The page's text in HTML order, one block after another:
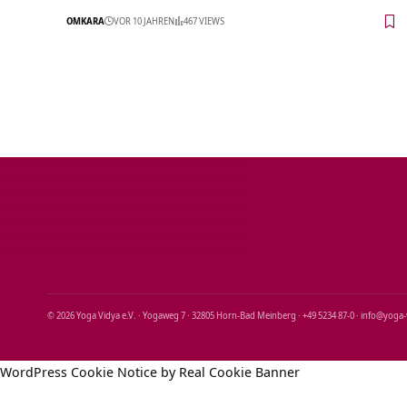
OMKARA VOR 10 JAHREN 467 VIEWS
© 2026 Yoga Vidya e.V. · Yogaweg 7 · 32805 Horn‑Bad Meinberg · +49 5234 87‑0 ·
WordPress Cookie Notice by Real Cookie Banner